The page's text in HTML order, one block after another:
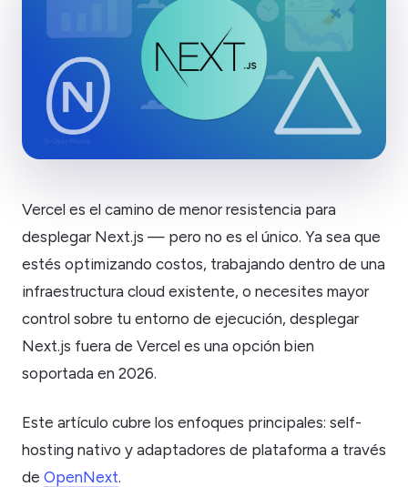
Vercel es el camino de menor resistencia para
desplegar Next.js — pero no es el único. Ya sea que
estés optimizando costos, trabajando dentro de una
infraestructura cloud existente, o necesites mayor
control sobre tu entorno de ejecución, desplegar
Next.js fuera de Vercel es una opción bien
soportada en 2026.
Este artículo cubre los enfoques principales: self-
hosting nativo y adaptadores de plataforma a través
de OpenNext.